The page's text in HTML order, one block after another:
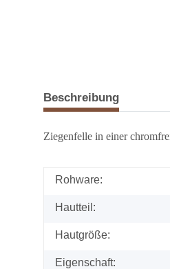
Beschreibung
Ziegenfelle in einer
Rohware:
Hautteil:
Hautgröße:
Eigenschaft: